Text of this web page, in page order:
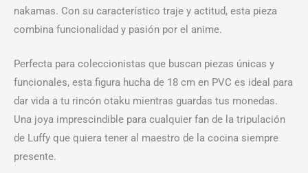
nakamas. Con su característico traje y actitud, esta pieza
combina funcionalidad y pasión por el anime.
Perfecta para coleccionistas que buscan piezas únicas y
funcionales, esta figura hucha de 18 cm en PVC es ideal para
dar vida a tu rincón otaku mientras guardas tus monedas.
Una joya imprescindible para cualquier fan de la tripulación
de Luffy que quiera tener al maestro de la cocina siempre
presente.